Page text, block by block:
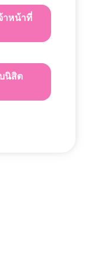
าหน้าที่
นิสิต